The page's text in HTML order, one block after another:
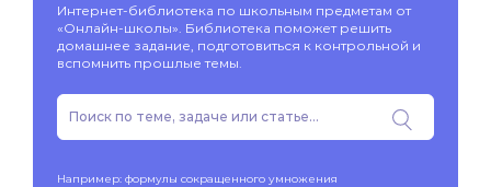
Интернет-библиотека по школьным предметам от
«Онлайн-школы». Библиотека поможет решить
домашнее задание, подготовиться к контрольной и
вспомнить прошлые темы.
Например: формулы сокращенного умножения